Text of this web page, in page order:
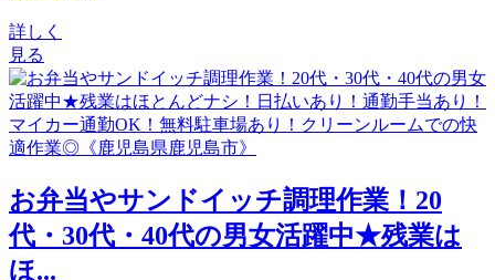
詳しく
見る
お弁当やサンドイッチ調理作業！20
代・30代・40代の男女活躍中★残業は
ほ...